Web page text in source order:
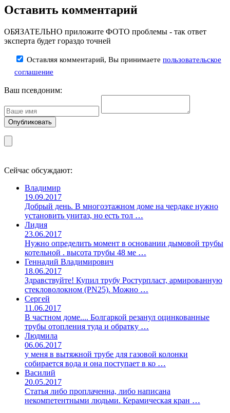
Оставить комментарий
ОБЯЗАТЕЛЬНО приложите ФОТО проблемы - так ответ
эксперта будет гораздо точней
Оставляя комментарий, Вы принимаете пользовательское
соглашение
Ваш псевдоним:
Сейчас обсуждают:
Владимир
19.09.2017
Добрый день. В многоэтажном доме на чердаке нужно
установить унитаз, но есть тол …
Лидия
23.06.2017
Нужно определить момент в основании дымовой трубы
котельной . высота трубы 48 ме …
Геннадий Владимирович
18.06.2017
Здравствуйте! Купил трубу Ростурпласт, армированную
стекловолокном (PN25). Можно …
Сергей
11.06.2017
В частном доме.... Болгаркой резанул оцинкованные
трубы отопления туда и обратку …
Людмила
06.06.2017
у меня в вытяжной трубе для газовой колонки
собирается вода и она поступает в ко …
Василий
20.05.2017
Статья либо проплаченна, либо написана
некомпетентными людьми. Керамическая кран …